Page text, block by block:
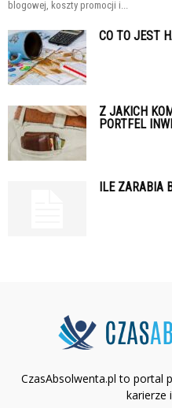
blogowej, koszty promocji i...
CO TO JEST
Z JAKICH
PORTFEL
ILE ZARABIA
CzasAbsolwenta.pl to portal
karierze